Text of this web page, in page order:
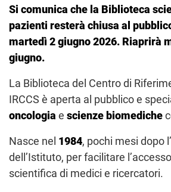
Si comunica che la Biblioteca
pazienti resterà chiusa al
martedì 2 giugno 2026. Riaprirà
giugno.
La Biblioteca del Centro di
IRCCS è aperta al pubblico e
oncologia e scienze biomediche
Nasce nel 1984, pochi mesi dopo
dell’Istituto, per facilitare
scientifica di medici e ricercatori.